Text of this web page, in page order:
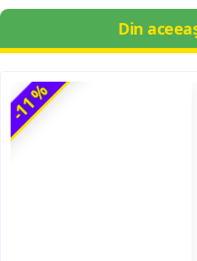
Din
-11 %